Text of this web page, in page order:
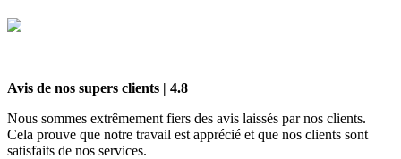
Avis de nos supers clients | 4.8 ​
Nous sommes extrêmement fiers des avis laissés par nos clients.
Cela prouve que notre travail est apprécié et que nos clients sont
satisfaits de nos services.